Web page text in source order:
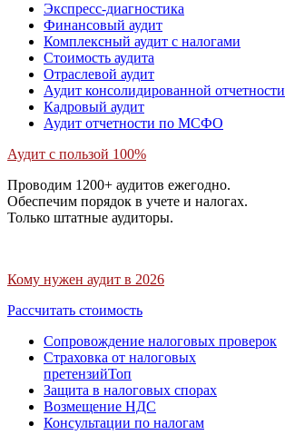
Экспресс-диагностика
Финансовый аудит
Комплексный аудит с налогами
Стоимость аудита
Отраслевой аудит
Аудит консолидированной отчетности
Кадровый аудит
Аудит отчетности по МСФО
Аудит с пользой 100%
Проводим 1200+ аудитов ежегодно.
Обеспечим порядок в учете и налогах.
Только штатные аудиторы.
Кому нужен аудит в 2026
Рассчитать стоимость
Сопровождение налоговых проверок
Страховка от налоговых
претензийТоп
Защита в налоговых спорах
Возмещение НДС
Консультации по налогам